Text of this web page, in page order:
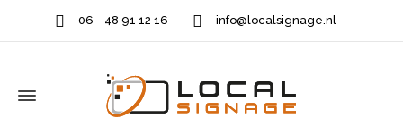
06 - 48 91 12 16 info@localsignage.nl